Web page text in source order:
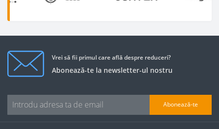
Vrei să fii primul care află despre reduceri?
Abonează-te la newsletter-ul nostru
Abonează-te